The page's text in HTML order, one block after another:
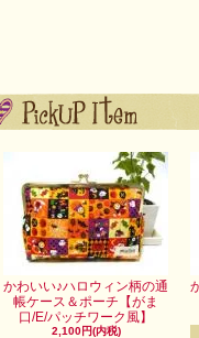
かわいい♪ハロウィン柄の通
帳ケース＆ポーチ【がま
口/E/パッチワーク風】
2,100円(内税)